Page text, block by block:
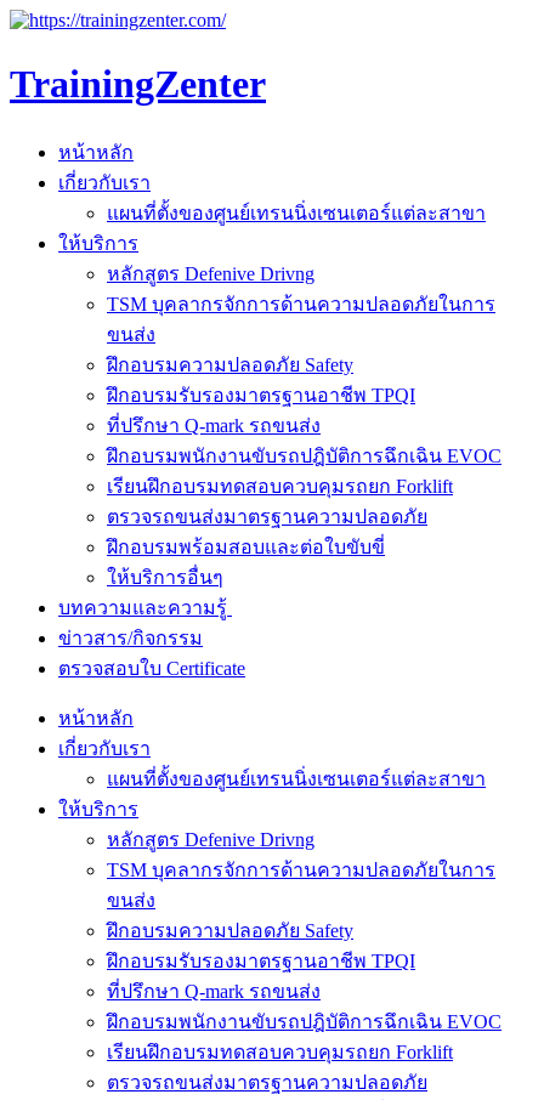
TrainingZenter
หน้าหลัก
เกี่ยวกับเรา
แผนที่ตั้งของศูนย์เทรนนิ่งเซนเตอร์แต่ละสาขา
ให้บริการ
หลักสูตร Defenive Drivng
TSM บุคลากรจักการด้านความปลอดภัยในการ
ขนส่ง
ฝึกอบรมความปลอดภัย Safety
ฝึกอบรมรับรองมาตรฐานอาชีพ TPQI
ที่ปรึกษา Q-mark รถขนส่ง
ฝึกอบรมพนักงานขับรถปฎิบัติการฉึกเฉิน EVOC
เรียนฝึกอบรมทดสอบควบคุมรถยก Forklift
ตรวจรถขนส่งมาตรฐานความปลอดภัย
ฝึกอบรมพร้อมสอบและต่อใบขับขี่
ให้บริการอื่นๆ
บทความและความรู้
ข่าวสาร/กิจกรรม
ตรวจสอบใบ Certificate
หน้าหลัก
เกี่ยวกับเรา
แผนที่ตั้งของศูนย์เทรนนิ่งเซนเตอร์แต่ละสาขา
ให้บริการ
หลักสูตร Defenive Drivng
TSM บุคลากรจักการด้านความปลอดภัยในการ
ขนส่ง
ฝึกอบรมความปลอดภัย Safety
ฝึกอบรมรับรองมาตรฐานอาชีพ TPQI
ที่ปรึกษา Q-mark รถขนส่ง
ฝึกอบรมพนักงานขับรถปฎิบัติการฉึกเฉิน EVOC
เรียนฝึกอบรมทดสอบควบคุมรถยก Forklift
ตรวจรถขนส่งมาตรฐานความปลอดภัย